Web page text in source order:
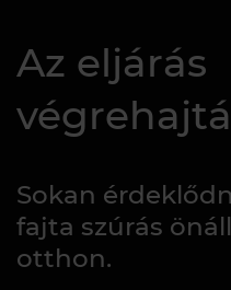
Az eljárás
Sokan
fajta szúrás
otthon.